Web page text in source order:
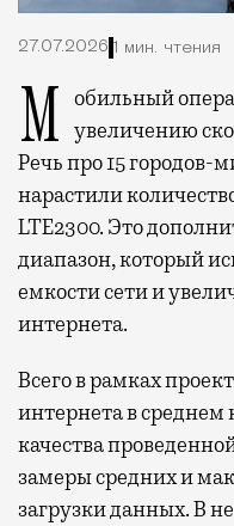
27.07.2026 1 мин. чтения
Мобильный оператор Т2 завершил работы по увеличению
Речь про 15 городов-
нарастили
LTE2300. Это
диапазон, который
емкости сети и
интернета.
Всего в рамках
интернета в среднем
качества
замеры средних и
загрузки данных. В